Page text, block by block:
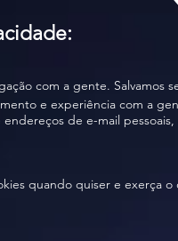
com a gente. Salvamos
e experiência com a
de e-mail
quando quiser e exerça